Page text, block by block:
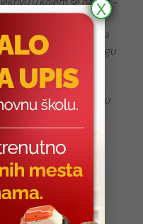
i poštovati. Pošto
smanjenju virusa
u svojim sredinama mogu
odgovorno prema
vrlo važna jer tako
ali i odagnavaju
X